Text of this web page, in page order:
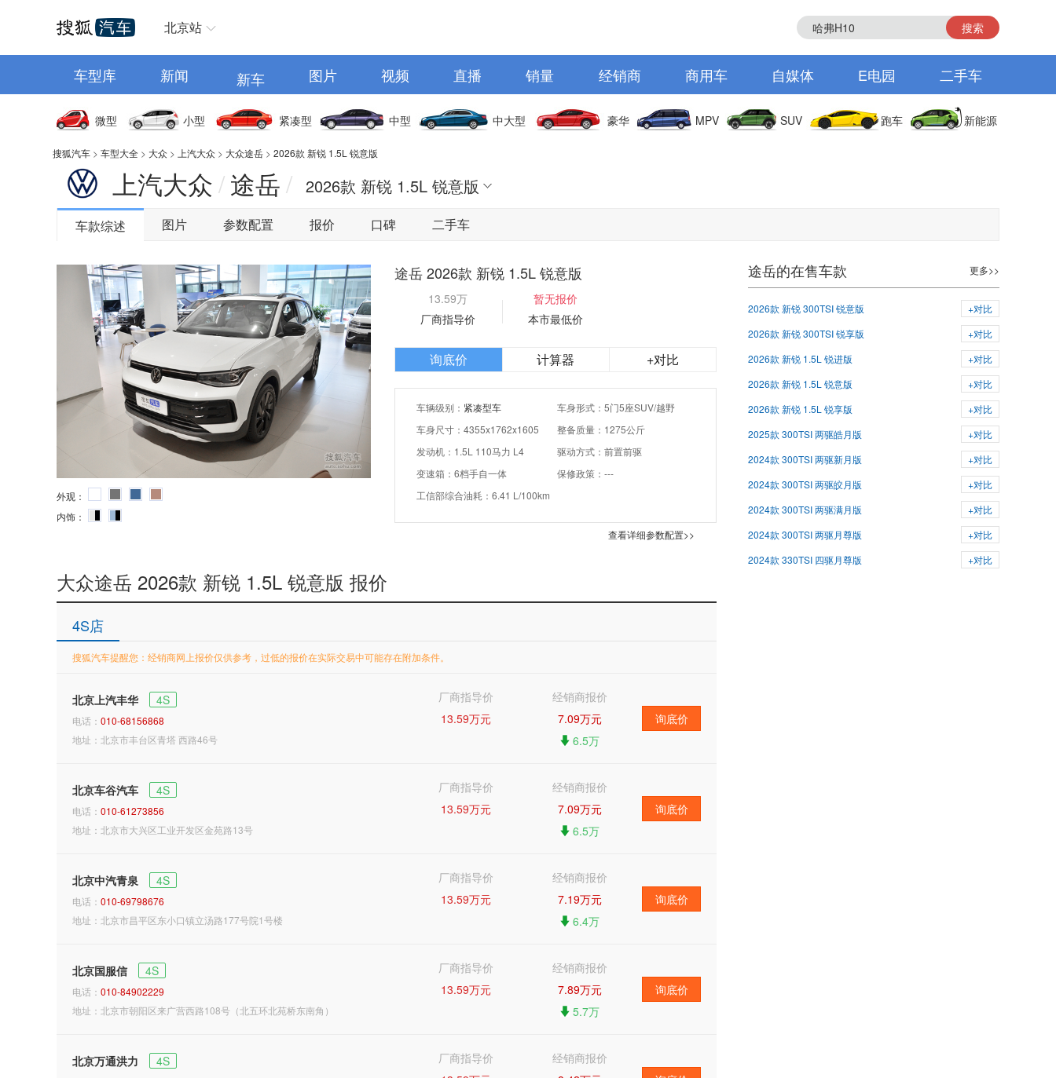
北京站 搜索
车型库 新闻 新车 图片 视频 直播 销量 经销商 商用车 自媒体 E电园 二手车
微型 小型 紧凑型 中型 中大型 豪华 MPV SUV 跑车 新能源
搜狐汽车 > 车型大全 > 大众 > 上汽大众 > 大众途岳 > 2026款 新锐 1.5L 锐意版
上汽大众/途岳/ 2026款 新锐 1.5L 锐意版
车款综述 图片 参数配置 报价 口碑 二手车
外观：
内饰：
途岳 2026款 新锐 1.5L 锐意版
13.59万
厂商指导价
暂无报价
本市最低价
询底价 计算器 +对比
车辆级别： 紧凑型车
车身形式：5门5座SUV/越野
车身尺寸：4355x1762x1605
整备质量：1275公斤
发动机：1.5L 110马力 L4
驱动方式：前置前驱
变速箱：6档手自一体
保修政策：---
工信部综合油耗：6.41 L/100km
查看详细参数配置>>
大众途岳 2026款 新锐 1.5L 锐意版 报价
4S店
搜狐汽车提醒您：经销商网上报价仅供参考，过低的报价在实际交易中可能存在附加条件。
北京上汽丰华 4S
电话： 010-68156868
地址：北京市丰台区青塔 西路46号
厂商指导价
13.59万元
经销商报价
7.09万元
6.5万
询底价
北京车谷汽车 4S
电话： 010-61273856
地址：北京市大兴区工业开发区金苑路13号
厂商指导价
13.59万元
经销商报价
7.09万元
6.5万
询底价
北京中汽青泉 4S
电话： 010-69798676
地址：北京市昌平区东小口镇立汤路177号院1号楼
厂商指导价
13.59万元
经销商报价
7.19万元
6.4万
询底价
北京国服信 4S
电话： 010-84902229
地址：北京市朝阳区来广营西路108号（北五环北苑桥东南角）
厂商指导价
13.59万元
经销商报价
7.89万元
5.7万
询底价
北京万通洪力 4S
厂商指导价
经销商报价
更多>>
途岳的在售车款
+对比
2026款 新锐 300TSI 锐意版
+对比
2026款 新锐 300TSI 锐享版
+对比
2026款 新锐 1.5L 锐进版
+对比
2026款 新锐 1.5L 锐意版
+对比
2026款 新锐 1.5L 锐享版
+对比
2025款 300TSI 两驱皓月版
+对比
2024款 300TSI 两驱新月版
+对比
2024款 300TSI 两驱皎月版
+对比
2024款 300TSI 两驱满月版
+对比
2024款 300TSI 两驱月尊版
+对比
2024款 330TSI 四驱月尊版